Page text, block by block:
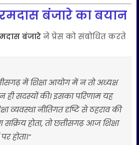
बंजारे का बयान
बंजारेने प्रेस को संबोधित करते
में शिक्षा आयोग में न तो अध्यक्ष
ही सदस्यों की। इसका परिणाम यह
व्यवस्था नीतिगत दृष्टि से ठहराव की
होता, तो छत्तीसगढ़ आज शिक्षा
होता।”